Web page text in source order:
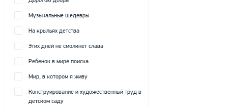
Музыкальные шедевры
На крыльях детства
Этих дней не смолкнет слава
Ребенок в мире поиска
Мир, в котором я живу
Конструирование и художественный труд в
детском саду